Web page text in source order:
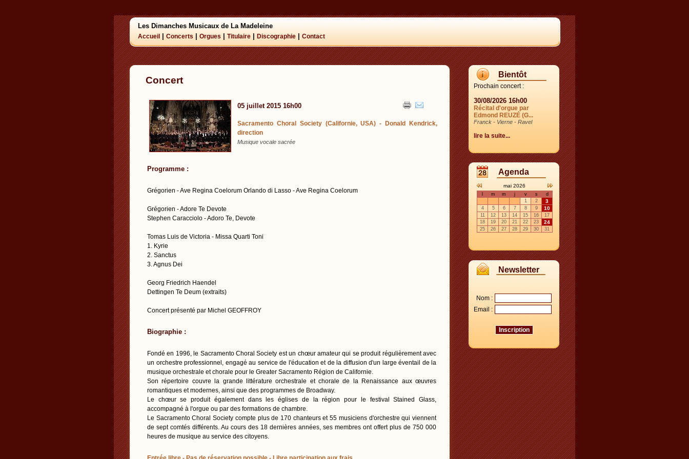
Les Dimanches Musicaux de La Madeleine
Accueil Concerts Orgues Titulaire Discographie Contact
Concert
05 juillet 2015 16h00
Sacramento Choral Society (Californie, USA) - Donald Kendrick,
direction
Musique vocale sacrée
Programme :
Grégorien - Ave Regina Coelorum Orlando di Lasso - Ave Regina Coelorum
Grégorien - Adore Te Devote
Stephen Caracciolo - Adoro Te, Devote
Tomas Luis de Victoria - Missa Quarti Toni
1. Kyrie
2. Sanctus
3. Agnus Dei
Georg Friedrich Haendel
Dettingen Te Deum (extraits)
Concert présenté par Michel GEOFFROY
Biographie :
Fondé en 1996, le Sacramento Choral Society est un chœur amateur qui se produit régulièrement avec
un orchestre professionnel, engagé au service de l'éducation et de la diffusion d'un large éventail de la
musique orchestrale et chorale pour le Greater Sacramento Région de Californie.
Son répertoire couvre la grande littérature orchestrale et chorale de la Renaissance aux œuvres
romantiques et modernes, ainsi que des programmes de Broadway.
Le chœur se produit également dans les églises de la région pour le festival Stained Glass,
accompagné à l'orgue ou par des formations de chambre.
Le Sacramento Choral Society compte plus de 170 chanteurs et 55 musiciens d'orchestre qui viennent
de sept comtés différents. Au cours des 18 dernières années, ses membres ont offert plus de 750 000
heures de musique au service des citoyens.
Bientôt
Prochain concert :
30/08/2026 16h00
Récital d'orgue par
Edmond REUZÉ (G...
Franck - Vierne - Ravel
lire la suite...
Agenda
mai 2026
m m j v s
d
1
2 3
4 5 6 7 8 9 10
11 12 13 14 15 16
17
18
19 20 21 22 23 24
25 26 27 28 29 30 31
Newsletter
Nom :
Email :